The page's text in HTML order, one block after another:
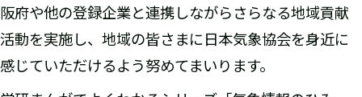
阪府や他の登録企業と連携しながらさらなる地域貢献
活動を実施し、地域の皆さまに日本気象協会を身近に
感じていただけるよう努めてまいります。